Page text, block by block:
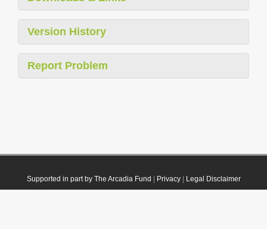
Version History
Report Problem
Supported in part by The Arcadia Fund Privacy| Legal Disclaimer